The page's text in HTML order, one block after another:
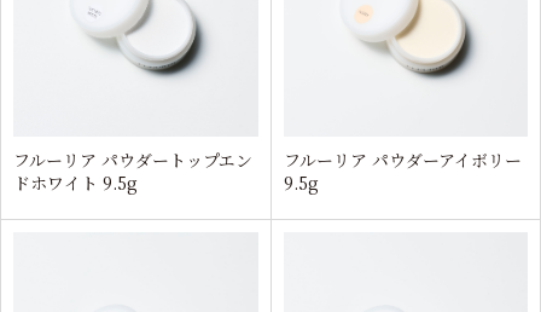
フルーリア パウダートップエン
ドホワイト 9.5g
フルーリア パウダーアイボリー
9.5g